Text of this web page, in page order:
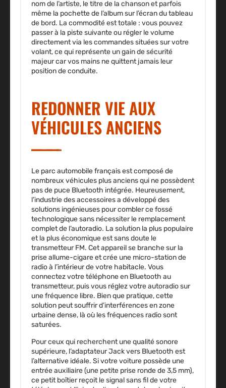
nom de l’artiste, le titre de la chanson et parfois
même la pochette de l’album sur l’écran du tableau
de bord. La commodité est totale : vous pouvez
passer à la piste suivante ou régler le volume
directement via les commandes situées sur votre
volant, ce qui représente un gain de sécurité
majeur car vos mains ne quittent jamais leur
position de conduite.
REDONNER VIE AUX
VÉHICULES ANCIENS
Le parc automobile français est composé de
nombreux véhicules plus anciens qui ne possèdent
pas de puce Bluetooth intégrée. Heureusement,
l’industrie des accessoires a développé des
solutions ingénieuses pour combler ce fossé
technologique sans nécessiter le remplacement
complet de l’autoradio. La solution la plus populaire
et la plus économique est sans doute le
transmetteur FM. Cet appareil se branche sur la
prise allume-cigare et crée une micro-station de
radio à l’intérieur de votre habitacle. Vous
connectez votre téléphone en Bluetooth au
transmetteur, puis vous réglez votre autoradio sur
une fréquence libre. Bien que pratique, cette
solution peut souffrir d’interférences en zone
urbaine dense, là où les fréquences radio sont
saturées.
Pour ceux qui recherchent une qualité sonore
supérieure, l’adaptateur Jack vers Bluetooth est
l’alternative idéale. Si votre voiture possède une
entrée auxiliaire (une petite prise ronde de 3,5 mm),
ce petit boîtier reçoit le signal sans fil de votre